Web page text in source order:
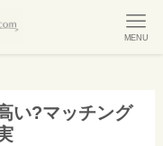
MENU
い?マッチング